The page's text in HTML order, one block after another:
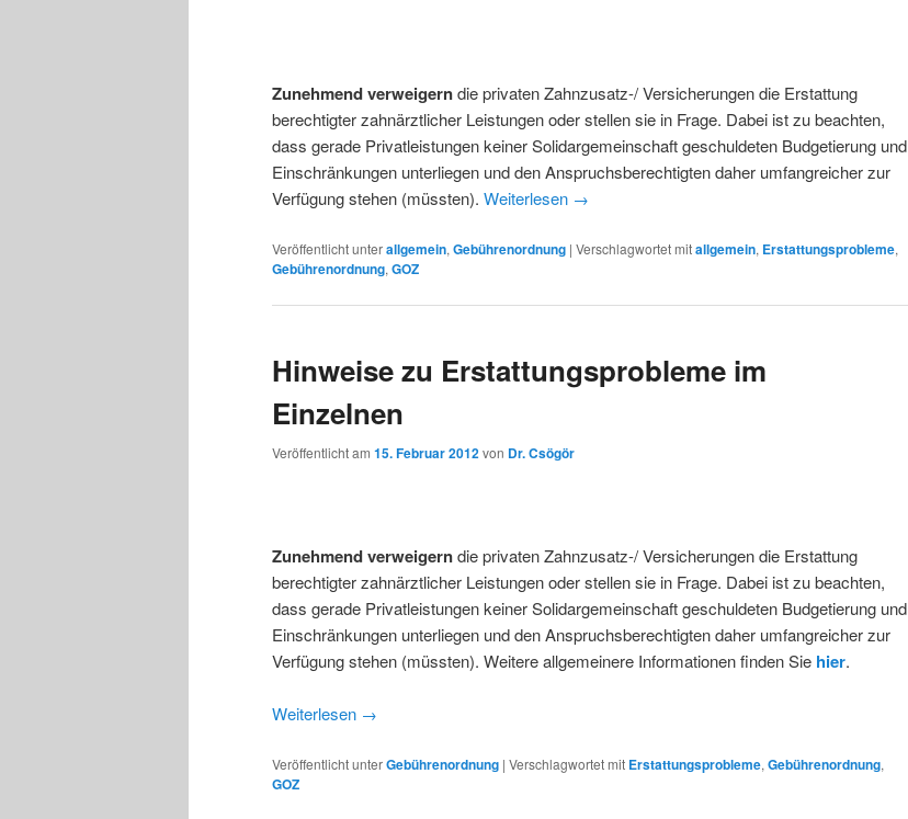
Zunehmend verweigerndie privaten Zahnzusatz-/ Versicherungen die Erstattung
berechtigter zahnärztlicher Leistungen oder stellen sie in Frage. Dabei ist zu beachten,
dass gerade Privatleistungen keiner Solidargemeinschaft geschuldeten Budgetierung und
Einschränkungen unterliegen und den Anspruchsberechtigten daher umfangreicher zur
Verfügung stehen (müssten). Weiterlesen →
Veröffentlicht unterallgemein, Gebührenordnung | Verschlagwortet mitallgemein, Erstattungsprobleme,
Gebührenordnung, GOZ
Hinweise zu Erstattungsprobleme im
Einzelnen
Veröffentlicht am 15. Februar 2012von Dr. Csögör
Zunehmend verweigerndie privaten Zahnzusatz-/ Versicherungen die Erstattung
berechtigter zahnärztlicher Leistungen oder stellen sie in Frage. Dabei ist zu beachten,
dass gerade Privatleistungen keiner Solidargemeinschaft geschuldeten Budgetierung und
Einschränkungen unterliegen und den Anspruchsberechtigten daher umfangreicher zur
Verfügung stehen (müssten). Weitere allgemeinere Informationen finden Sie hier.
Weiterlesen →
Veröffentlicht unterGebührenordnung | Verschlagwortet mit Erstattungsprobleme, Gebührenordnung,
GOZ